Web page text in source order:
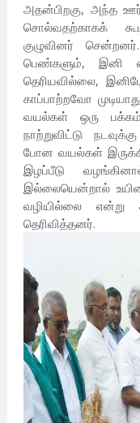
அதன்பிறகு, அந்த
சொல்வதற்காகக்
குழுவினர்
பெண்களும், இனி
தெரியவில்லை,
காப்பாற்றவோ
வயல்கள் ஒரு
நாற்றுவிட்டு
போன வயல்கள்
இழப்பீடு
இல்லையென்றால்
வழியில்லை
தெரிவித்தனர்.